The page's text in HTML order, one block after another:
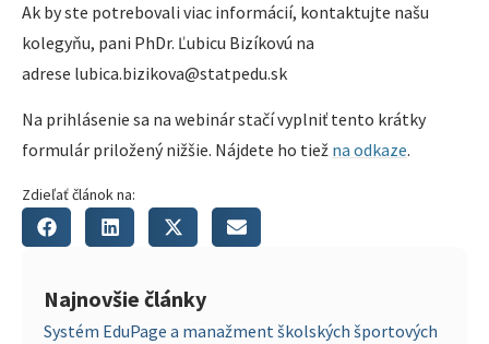
Ak by ste potrebovali viac informácií, kontaktujte našu
kolegyňu, pani PhDr. Ľubicu Bizíkovú na
adrese lubica.bizikova@statpedu.sk
Na prihlásenie sa na webinár stačí vyplniť tento krátky
formulár priložený nižšie. Nájdete ho tiež na odkaze.
Zdieľať článok na:
Najnovšie články
Systém EduPage a manažment školských športových